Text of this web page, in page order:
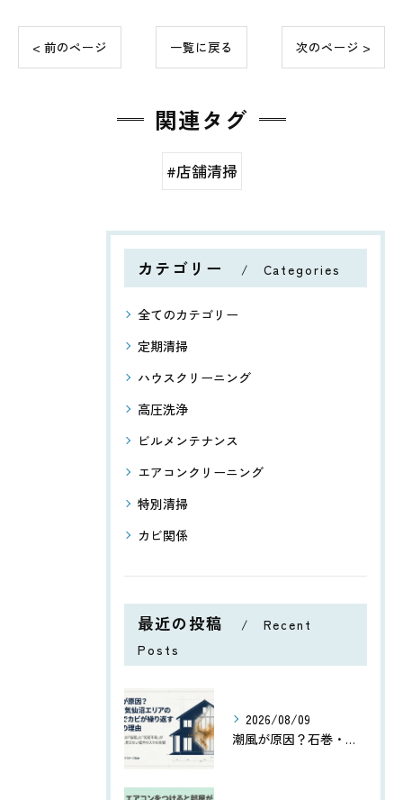
< 前のページ 一覧に戻る 次のページ >
関連タグ
#店舗清掃
カテゴリー Categories
全てのカテゴリー
定期清掃
ハウスクリーニング
高圧洗浄
ビルメンテナンス
エアコンクリーニング
特別清掃
カビ関係
最近の投稿
Recent
Posts
2026/08/09
潮風が原因？石巻・気仙沼エリアの住宅にカビが繰り返す理由